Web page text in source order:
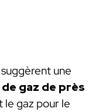
une
gaz de près
le gaz pour le